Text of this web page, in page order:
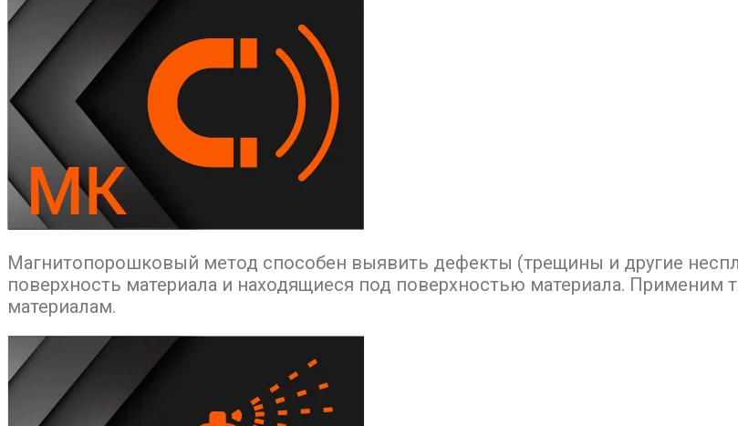
Магнитопорошковый метод способен выявить дефекты (трещины и другие
поверхность материала и находящиеся под поверхностью материала. Применим
материалам.